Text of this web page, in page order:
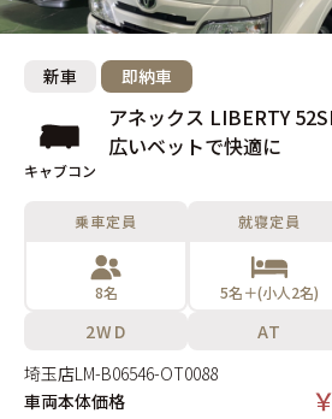
新車 即納車
キャブコン
アネックス LIBERTY
広いベットで快適に
乗車定員
8名
就寝定員
5名＋(小人2名)
2WD AT
埼玉店LM-B06546-OT0088
車両本体価格